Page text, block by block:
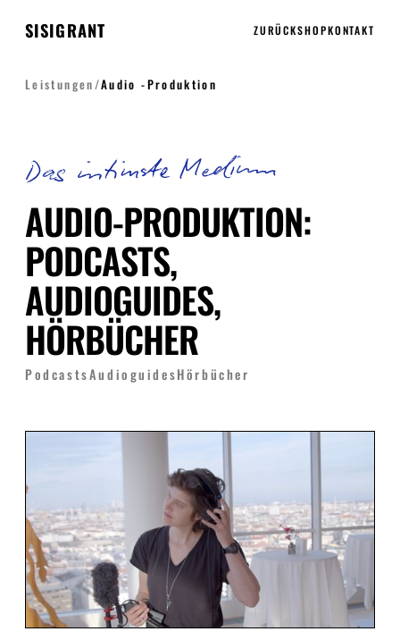
SISIGRANT ZURÜCKSHOPKONTAKT
Leistungen/Audio -Produktion
Das intimste Medium
AUDIO-PRODUKTION:
PODCASTS,
AUDIOGUIDES,
HÖRBÜCHER
PodcastsAudioguidesHörbücher